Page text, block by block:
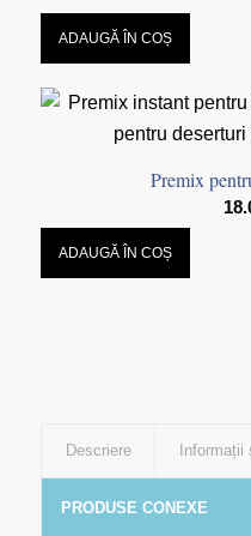
ADAUGĂ ÎN COȘ
Premix
ADAUGĂ ÎN COȘ
Descriere Informații
PRODUSE CONEXE